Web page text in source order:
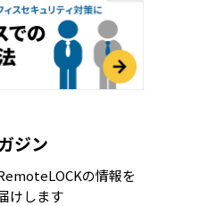
ジン
の情報を
けします